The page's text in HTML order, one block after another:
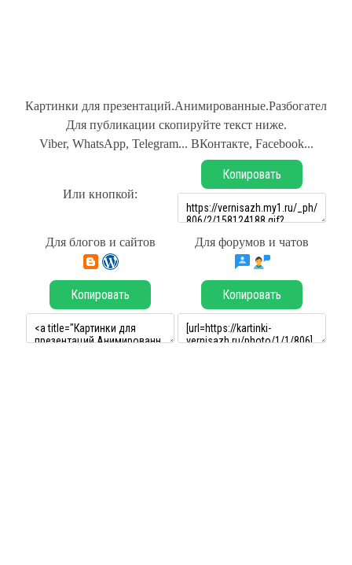
Картинки для презентаций.Анимированные.Разбогател
Для публикации скопируйте текст ниже.
Viber, WhatsApp, Telegram... ВКонтакте, Facebook...
Или кнопкой:
Копировать
Для блогов и сайтов Для форумов и чатов
Копировать Копировать